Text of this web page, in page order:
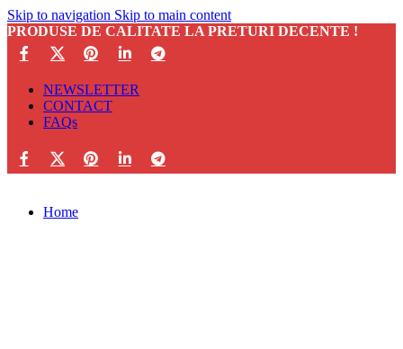
Skip to navigation Skip to main content
PRODUSE DE CALITATE LA PRETURI DECENTE !
NEWSLETTER
CONTACT
FAQs
Home